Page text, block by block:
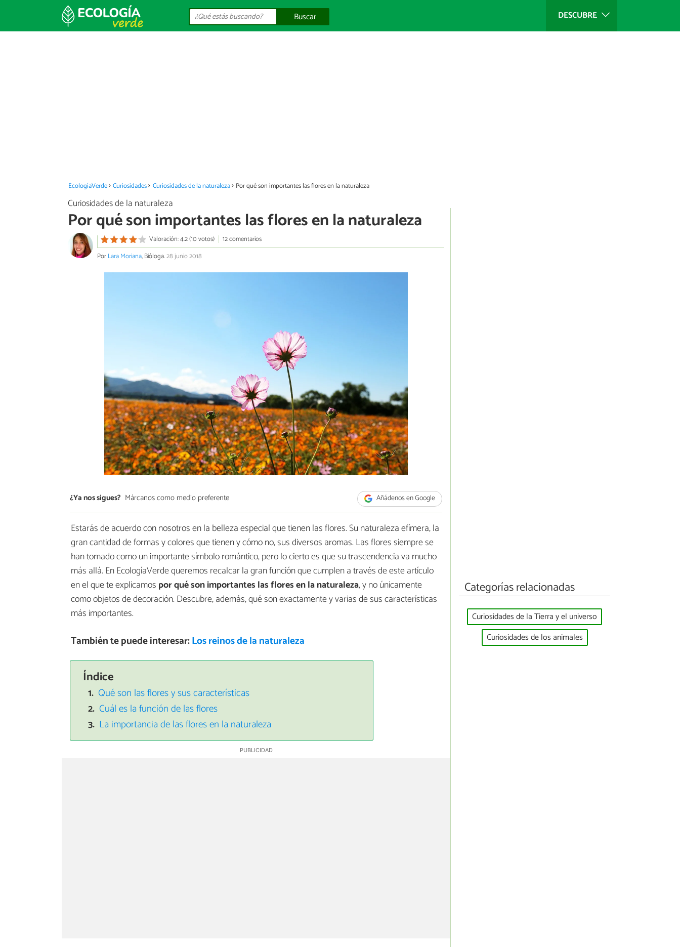
DESCUBRE
Buscar
EcologíaVerde Curiosidades Curiosidades de la naturaleza Por qué son importantes las flores en la naturaleza
Curiosidades de la naturaleza
Por qué son importantes las flores en la naturaleza
Valoración: 4.2 (10 votos)
12 comentarios
PorLara Moriana, Bióloga.28 junio 2018
¿Ya nos sigues? Márcanos como medio preferente Añádenos en Google
Estarás de acuerdo con nosotros en la belleza especial que tienen las flores. Su naturaleza efímera, la
gran cantidad de formas y colores que tienen y cómo no, sus diversos aromas. Las flores siempre se
han tomado como un importante símbolo romántico, pero lo cierto es que su trascendencia va mucho
más allá. En EcologíaVerde queremos recalcar la gran función que cumplen a través de este artículo
en el que te explicamos por qué son importantes las flores en la naturaleza, y no únicamente
como objetos de decoración. Descubre, además, qué son exactamente y varias de sus características
más importantes.
También te puede interesar:Los reinos de la naturaleza
Índice
Qué son las flores y sus características
Cuál es la función de las flores
La importancia de las flores en la naturaleza
Categorías relacionadas
Curiosidades de la Tierra y el universo
Curiosidades de los animales